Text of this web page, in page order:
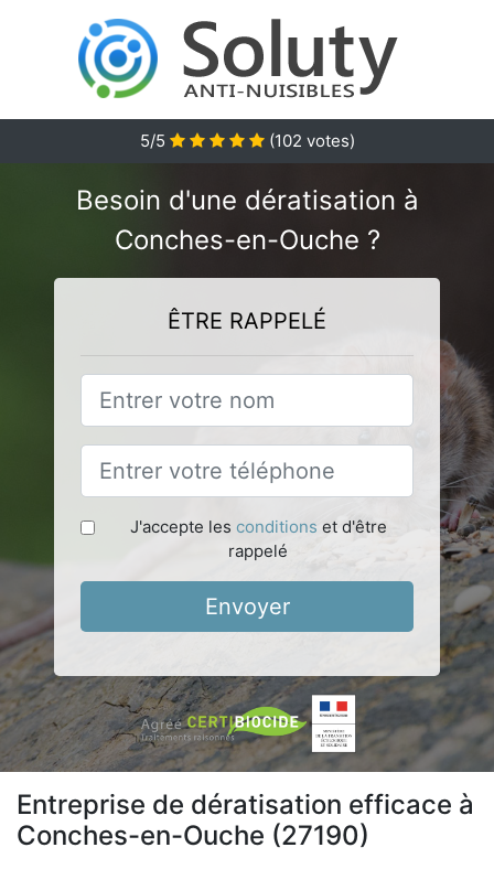
5/5 (102 votes)
Besoin d'une dératisation à
Conches-en-Ouche ?
ÊTRE RAPPELÉ
J'accepte les conditions et d'être
rappelé
Envoyer
Entreprise de dératisation efficace à
Conches-en-Ouche (27190)